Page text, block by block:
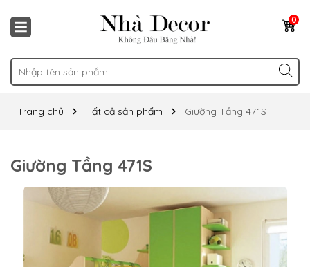
0
Trang chủ Tất cả sản phẩm Giường Tầng 471S
Giường Tầng 471S